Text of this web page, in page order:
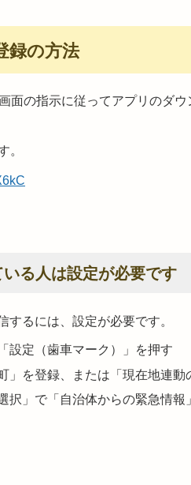
録の方法
面の指示に従ってアプリのダ
。
る人は設定が必要です
するには、設定が必要です。
設定（歯車マーク）」を押す
」を登録、または「現在地連
択」で「自治体からの緊急情報